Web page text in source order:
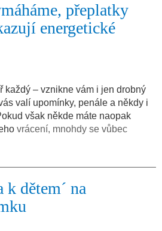
přeplatky
energetické
každý – vznikne vám i jen drobný
valí upomínky, penále a někdy i
však někde máte naopak
vrácení, mnohdy se vůbec
k dětem´ na